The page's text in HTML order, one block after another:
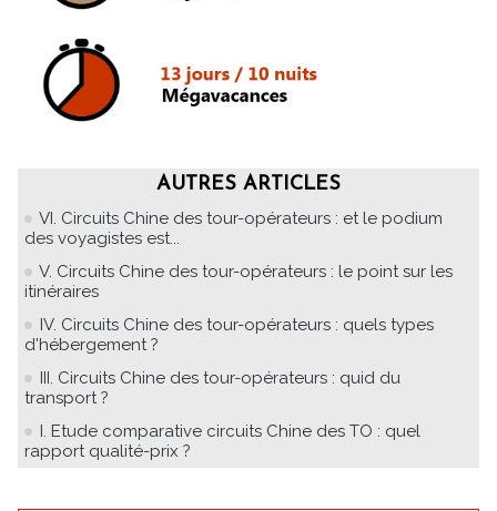
AUTRES ARTICLES
VI. Circuits Chine des tour-opérateurs : et le podium
des voyagistes est...
V. Circuits Chine des tour-opérateurs : le point sur les
itinéraires
IV. Circuits Chine des tour-opérateurs : quels types
d'hébergement ?
III. Circuits Chine des tour-opérateurs : quid du
transport ?
I. Etude comparative circuits Chine des TO : quel
rapport qualité-prix ?